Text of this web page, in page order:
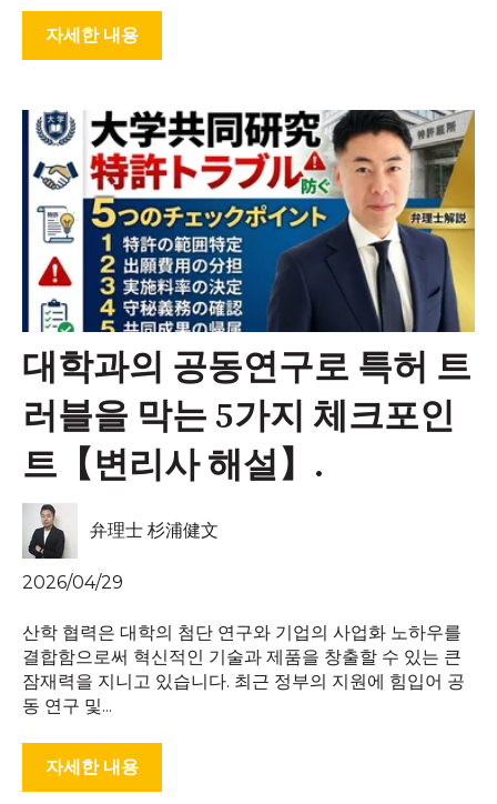
자세한 내용
대학과의 공동연구로 특허 트
러블을 막는 5가지 체크포인
트【변리사 해설】.
弁理士 杉浦健文
2026/04/29
산학 협력은 대학의 첨단 연구와 기업의 사업화 노하우를
결합함으로써 혁신적인 기술과 제품을 창출할 수 있는 큰
잠재력을 지니고 있습니다. 최근 정부의 지원에 힘입어 공
동 연구 및...
자세한 내용